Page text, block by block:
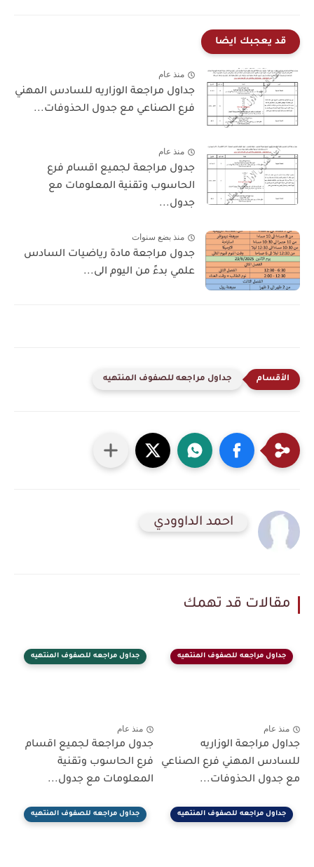
قد يعجبك ايضا
منذ عام
جداول مراجعة الوزاريه للسادس المهني
فرع الصناعي مع جدول الحذوفات...
منذ عام
جدول مراجعة لجميع اقسام فرع
الحاسوب وتقنية المعلومات مع
جدول...
منذ بضع سنوات
جدول مراجعة مادة رياضيات السادس
علمي بدءً من اليوم الى...
جداول مراجعه للصفوف المنتهيه
احمد الداوودي
مقالات قد تهمك
جداول مراجعه للصفوف المنتهيه
منذ عام
جداول مراجعة الوزاريه
للسادس المهني فرع الصناعي
مع جدول الحذوفات...
جداول مراجعه للصفوف المنتهيه
منذ عام
جدول مراجعة لجميع اقسام
فرع الحاسوب وتقنية
المعلومات مع جدول...
جداول مراجعه للصفوف المنتهيه جداول مراجعه للصفوف المنتهيه